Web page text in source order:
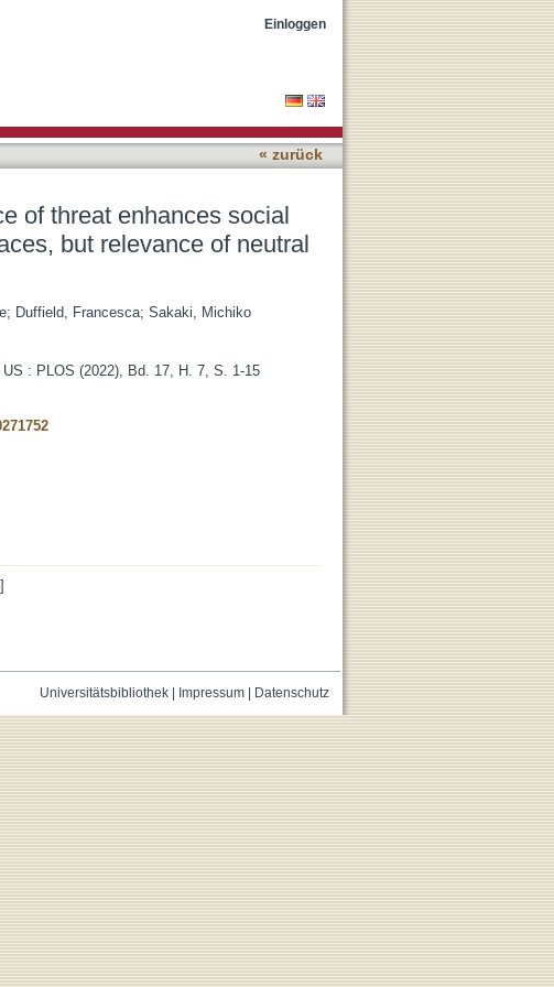
anxiety-linked attentional bias
Einloggen
« zurück
of threat enhances social
but relevance of neutral
; Duffield, Francesca; Sakaki, Michiko
: PLOS (2022), Bd. 17, H. 7, S. 1-15
Universitätsbibliothek| Impressum| Datenschutz